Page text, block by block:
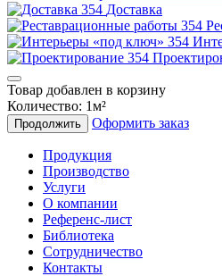
Доставка
Товар добавлен в корзину
Количество: 1м²
Продолжить Оформить заказ
Продукция
Производство
Услуги
О компании
Референс-лист
Библиотека
Сотрудничество
Контакты